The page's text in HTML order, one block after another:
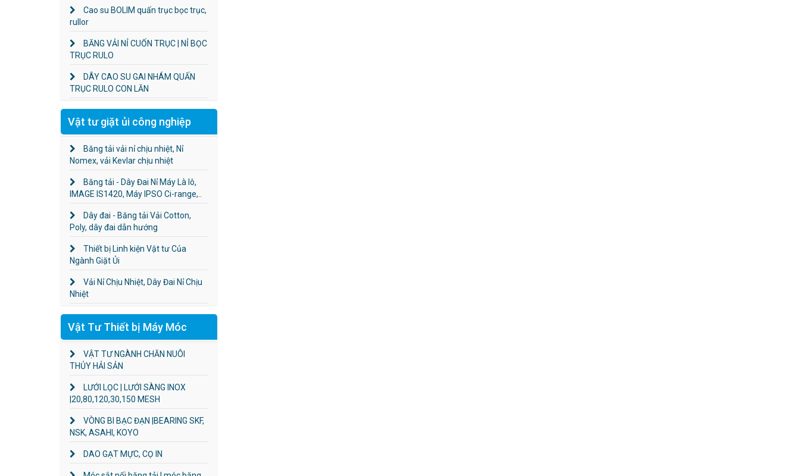
Cao su BOLIM quấn trục bọc trục,
rullor
BĂNG VẢI NỈ CUỐN TRỤC | NỈ BỌC
TRỤC RULO
DÂY CAO SU GAI NHÁM QUẤN
TRỤC RULO CON LĂN
Vật tư giặt ủi công nghiệp
Băng tải vải nỉ chịu nhiệt, Nỉ
Nomex, vải Kevlar chịu nhiệt
Băng tải - Dây Đai Nỉ Máy Là lô,
IMAGE IS1420, Máy IPSO Ci-range,..
Dây đai - Băng tải Vải Cotton,
Poly, dây đai dẫn hướng
Thiết bị Linh kiện Vật tư Của
Ngành Giặt Ủi
Vải Nỉ Chịu Nhiệt, Dây Đai Nỉ Chịu
Nhiệt
Vật Tư Thiết bị Máy Móc
VẬT TƯ NGÀNH CHĂN NUÔI
THỦY HẢI SẢN
LƯỚI LỌC | LƯỚI SÀNG INOX
|20,80,120,30,150 MESH
VÒNG BI BẠC ĐẠN |BEARING SKF,
NSK, ASAHI, KOYO
DAO GẠT MỰC, CỌ IN